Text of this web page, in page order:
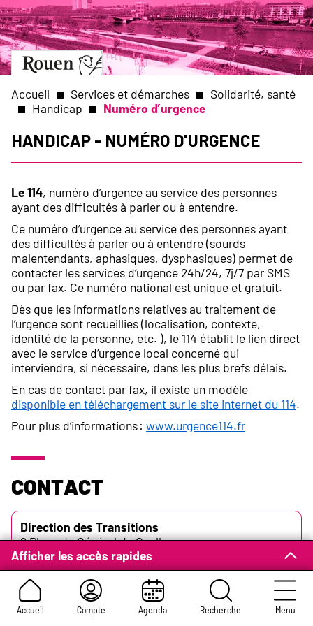
Aller
au
contenu
principal
Aller
à
page
d’accueil
Slide
1
of
1
Accueil Compte Agenda Recherche Menu
Fil
d'Ariane
Accueil Services et démarches
Solidarité, santé
Handicap
Numéro d’urgence
Handicap - Numéro d'urgence
Afficher les accès rapides
Le 114, numéro d’urgence au service des personnes
ayant des difficultés à parler ou à entendre.
Ce numéro d’urgence au service des personnes ayant
des difficultés à parler ou à entendre (sourds
malentendants, aphasiques, dysphasiques) permet de
contacter les services d’urgence 24h/24, 7j/7 par SMS
ou par fax. Ce numéro national est unique et gratuit.
Dès que les informations relatives au traitement de
l’urgence sont recueillies (localisation, contexte,
identité de la personne, etc. ), le 114 établit le lien direct
avec le service d’urgence local concerné qui
interviendra, si nécessaire, dans les plus brefs délais.
En cas de contact par fax, il existe un modèle
disponible en téléchargement sur le site internet du 114.
Pour plus d’informations : www.urgence114.fr
Contact
Adresse :
Direction des Transitions
2 Place du Général de Gaulle
Hôtel de Ville - CS 31 402
Rouen 76037
Téléphone :
02 35 08 69 60